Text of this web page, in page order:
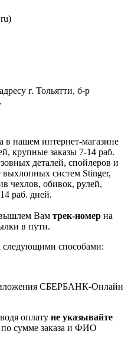
г. Тольятти, б-р
в нашем интернет-магазине
крупные заказы 7-14 раб.
деталей, спойлеров и
выхлопных систем Stinger,
чехлов, обивок, рулей,
раб. дней.
Вам трек-номер на
в пути.
следующими способами:
СБЕРБАНК-Онлайн
оплату не указывайте
сумме заказа и ФИО